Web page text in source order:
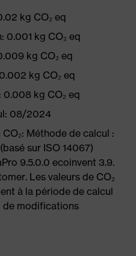
kg CO₂ eq
0.001 kg CO₂ eq
kg CO₂ eq
kg CO₂ eq
0.008 kg CO₂ eq
08/2024
Méthode de calcul :
sur ISO 14067)
9.5.0.0 ecoinvent 3.9.
Les valeurs de CO₂
à la période de calcul
de modifications